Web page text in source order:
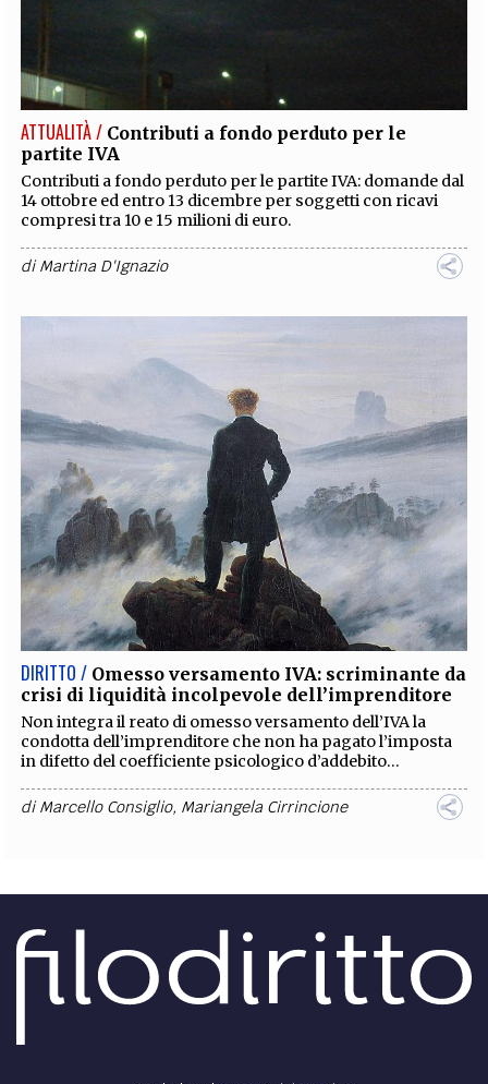
ATTUALITÀ / Contributi a fondo perduto per le
partite IVA
Contributi a fondo perduto per le partite IVA: domande dal
14 ottobre ed entro 13 dicembre per soggetti con ricavi
compresi tra 10 e 15 milioni di euro.
diMartina D'Ignazio
DIRITTO / Omesso versamento IVA: scriminante da
crisi di liquidità incolpevole dell’imprenditore
Non integra il reato di omesso versamento dell’IVA la
condotta dell’imprenditore che non ha pagato l’imposta
in difetto del coefficiente psicologico d’addebito...
diMarcello Consiglio, Mariangela Cirrincione
atto IVA ed imposta di registro proporzionale?
L’assoggettamento contestuale a IVA e imposta di registro
proporzionale per effetto della modifica normativa e dei
differenti presupposti impositivi.
Lucia Ripa